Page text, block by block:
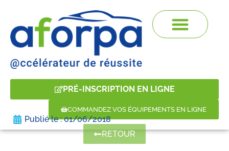
PRÉ-INSCRIPTION EN LIGNE
COMMANDEZ VOS ÉQUIPEMENTS EN LIGNE
Publié le : 01/06/2018
RETOUR